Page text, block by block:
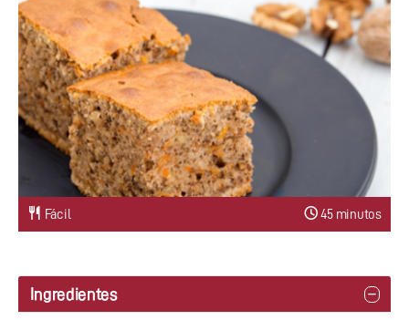
Fácil 45 minutos
Ingredientes